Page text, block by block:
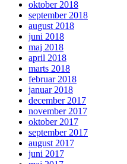
oktober 2018
september 2018
august 2018
juni 2018
maj 2018
april 2018
marts 2018
februar 2018
januar 2018
december 2017
november 2017
oktober 2017
september 2017
august 2017
juni 2017